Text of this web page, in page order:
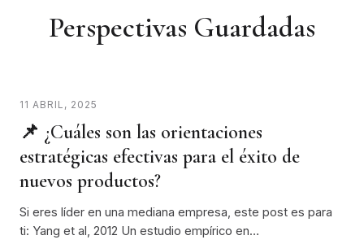
Perspectivas Guardadas
11 ABRIL, 2025
📌 ¿Cuáles son las orientaciones
estratégicas efectivas para el éxito de
nuevos productos?
Si eres líder en una mediana empresa, este post es para
ti: Yang et al, 2012 Un estudio empírico en…